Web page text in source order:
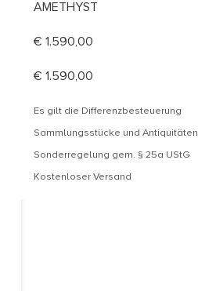
AMETHYST
€ 1.590,00
€ 1.590,00
Es gilt die Differenzbesteuerung
Sammlungsstücke und Antiquitäten
Sonderregelung gem. § 25a UStG
Kostenloser Versand